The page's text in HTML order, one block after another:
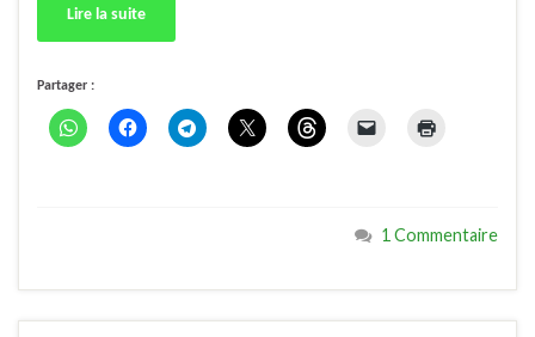
Lire la suite
Partager :
1 Commentaire